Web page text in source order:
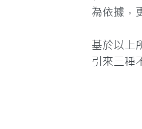
為依據，
基於以上
引來三種